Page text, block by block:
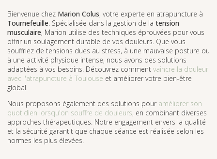
Bienvenue chez Marion Colus, votre experte en atrapuncture à
Tournefeuille. Spécialisée dans la gestion de la tension
musculaire, Marion utilise des techniques éprouvées pour vous
offrir un soulagement durable de vos douleurs. Que vous
souffriez de tensions dues au stress, à une mauvaise posture ou
à une activité physique intense, nous avons des solutions
adaptées à vos besoins. Découvrez comment vaincre la douleur
avec l'atrapuncture à Toulouse et améliorer votre bien-être
global.
Nous proposons également des solutions pour améliorer son
quotidien lorsqu'on souffre de douleurs, en combinant diverses
approches thérapeutiques. Notre engagement envers la qualité
et la sécurité garantit que chaque séance est réalisée selon les
normes les plus élevées.